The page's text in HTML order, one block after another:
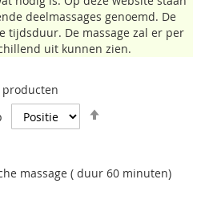
deelmassages genoemd. De
tijdsduur. De massage zal er per
uit kunnen zien.
producten
sorteren
massage ( duur 60 minuten)